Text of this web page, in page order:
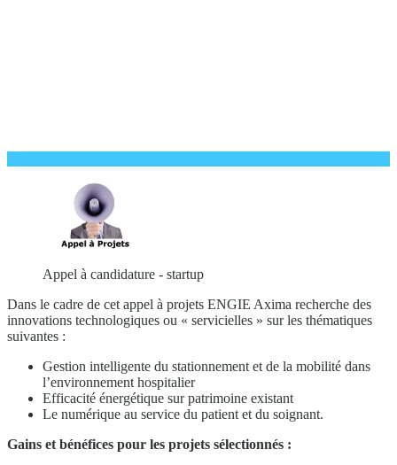
Appel à candidature - startup
Dans le cadre de cet appel à projets ENGIE Axima recherche des
innovations technologiques ou « servicielles » sur les thématiques
suivantes :
Gestion intelligente du stationnement et de la mobilité dans
l’environnement hospitalier
Efficacité énergétique sur patrimoine existant
Le numérique au service du patient et du soignant.
Gains et bénéfices pour les projets sélectionnés :